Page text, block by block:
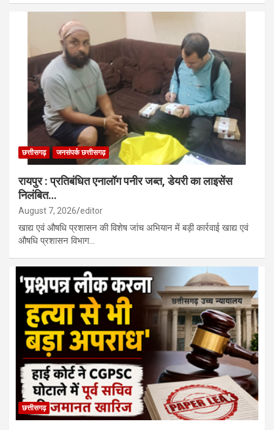
छत्तीसगढ़ जनसंपर्क छत्तीसगढ़
रायपुर : प्रतिबंधित एनालॉग पनीर जब्त, डेयरी का लाइसेंस
निलंबित…
August 7, 2026 editor
खाद्य एवं औषधि प्रशासन की विशेष जांच अभियान में बड़ी कार्रवाई खाद्य एवं
औषधि प्रशासन विभाग…
छत्तीसगढ़